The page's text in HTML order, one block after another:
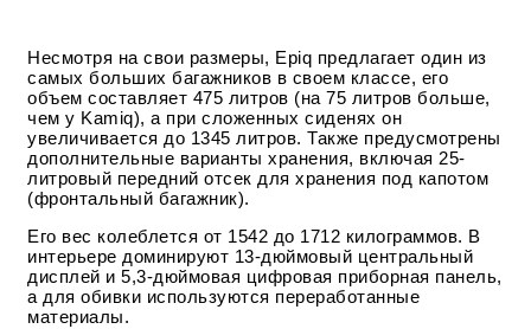
Несмотря на свои размеры, Epiq предлагает один из
самых больших багажников в своем классе, его
объем составляет 475 литров (на 75 литров больше,
чем у Kamiq), а при сложенных сиденях он
увеличивается до 1345 литров. Также предусмотрены
дополнительные варианты хранения, включая 25-
литровый передний отсек для хранения под капотом
(фронтальный багажник).
Его вес колеблется от 1542 до 1712 килограммов. В
интерьере доминируют 13-дюймовый центральный
дисплей и 5,3-дюймовая цифровая приборная панель,
а для обивки используются переработанные
материалы.